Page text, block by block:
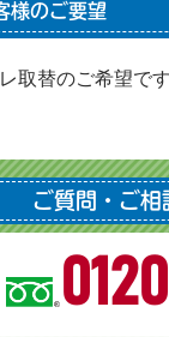
様のご要望
レ取替のご希望で
ご質問・ご相